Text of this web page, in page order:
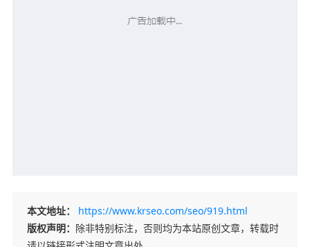
本文地址：
https://www.krseo.com/seo/919.html
版权声明： 除非特别标注，否则均为本站原创文章，转载时